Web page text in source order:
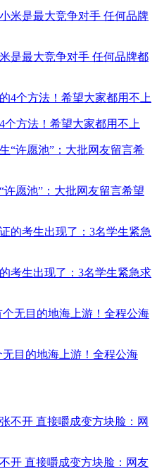
是最大竞争对手 任何品牌都
方法！希望大家都用不上
愿池”：大批网友留言希望
考生出现了：3名学生紧急求
目的地海上游！全程公海
开 直接嚼成变方块脸：网友